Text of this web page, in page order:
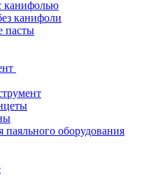
канифолью
канифоли
пасты
паяльного оборудования